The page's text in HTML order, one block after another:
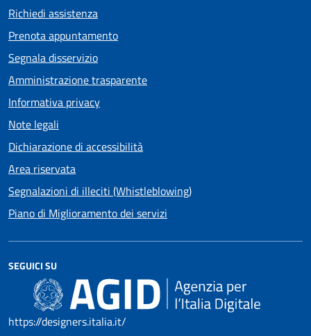
Richiedi assistenza
Prenota appuntamento
Segnala disservizio
Amministrazione trasparente
Informativa privacy
Note legali
Dichiarazione di accessibilità
Area riservata
Segnalazioni di illeciti (Whistleblowing)
Piano di Miglioramento dei servizi
SEGUICI SU
https://designers.italia.it/